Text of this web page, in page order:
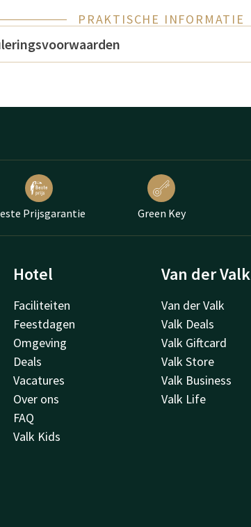
PRAKTISCHE INFORMATIE
Prijsgarantie Green Key
Hotel
Faciliteiten
Feestdagen
Omgeving
Deals
Vacatures
Over ons
FAQ
Valk Kids
Van der Valk
Van der Valk
Valk Deals
Valk Giftcard
Valk Store
Valk Business
Valk Life